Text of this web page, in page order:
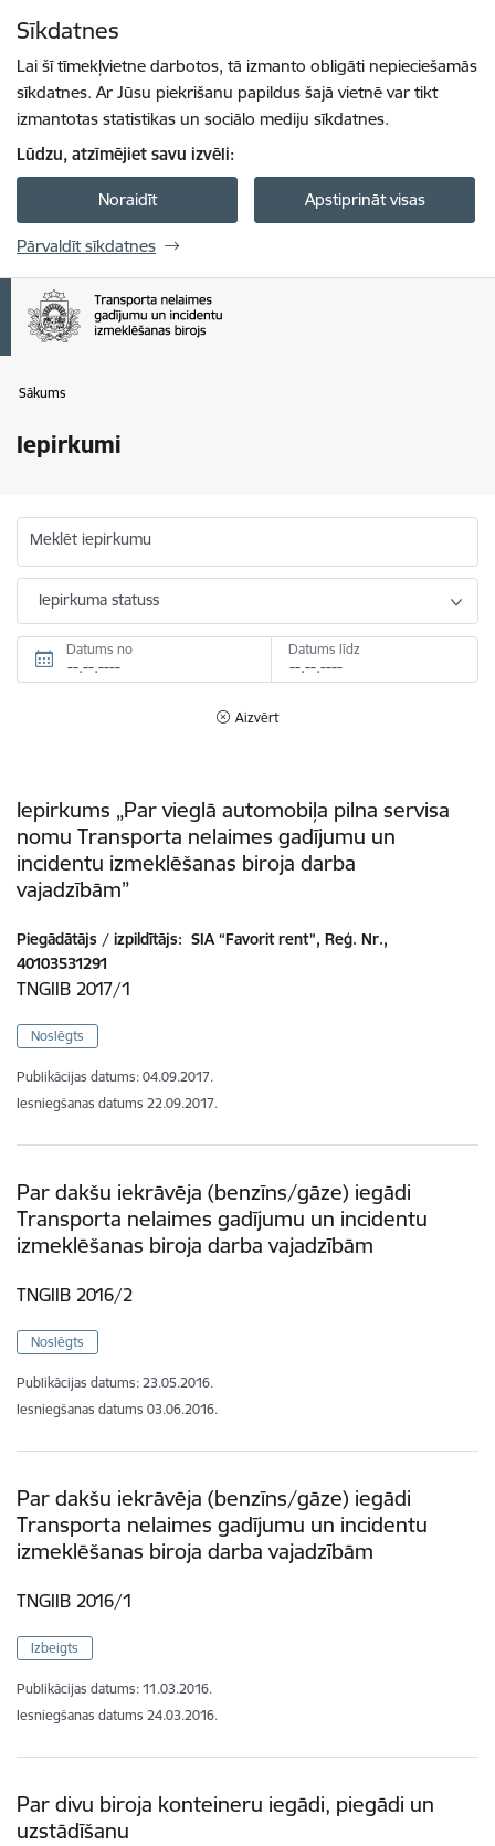
Sīkdatnes
Lai šī tīmekļvietne darbotos, tā izmanto obligāti nepieciešamās
sīkdatnes. Ar Jūsu piekrišanu papildus šajā vietnē var tikt
izmantotas statistikas un sociālo mediju sīkdatnes.
Lūdzu, atzīmējiet savu izvēli:
Noraidīt Apstiprināt visas
Pārvaldīt sīkdatnes
Sākums
Iepirkumi
Meklēt iepirkumu
Iepirkuma statuss
Datums no Datums līdz
Aizvērt
Iepirkums „Par vieglā automobiļa pilna servisa
nomu Transporta nelaimes gadījumu un
incidentu izmeklēšanas biroja darba
vajadzībām”
Piegādātājs / izpildītājs: SIA “Favorit rent”, Reģ. Nr.,
40103531291
TNGIIB 2017/1
Noslēgts
Publikācijas datums: 04.09.2017.
Iesniegšanas datums 22.09.2017.
Par dakšu iekrāvēja (benzīns/gāze) iegādi
Transporta nelaimes gadījumu un incidentu
izmeklēšanas biroja darba vajadzībām
TNGIIB 2016/2
Noslēgts
Publikācijas datums: 23.05.2016.
Iesniegšanas datums 03.06.2016.
Par dakšu iekrāvēja (benzīns/gāze) iegādi
Transporta nelaimes gadījumu un incidentu
izmeklēšanas biroja darba vajadzībām
TNGIIB 2016/1
Izbeigts
Publikācijas datums: 11.03.2016.
Iesniegšanas datums 24.03.2016.
Par divu biroja konteineru iegādi, piegādi un
uzstādīšanu